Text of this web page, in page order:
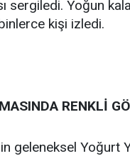
sergiledi. Yoğun
kişi izledi.
RENKLİ
geleneksel Yoğurt